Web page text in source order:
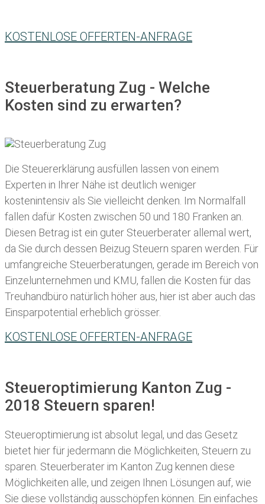
KOSTENLOSE OFFERTEN-ANFRAGE
Steuerberatung Zug - Welche
Kosten sind zu erwarten?
Die Steuererklärung ausfüllen lassen von einem
Experten in Ihrer Nähe ist deutlich weniger
kostenintensiv als Sie vielleicht denken. Im Normalfall
fallen dafür Kosten zwischen 50 und 180 Franken an.
Diesen Betrag ist ein guter Steuerberater allemal wert,
da Sie durch dessen Beizug Steuern sparen werden. Für
umfangreiche Steuerberatungen, gerade im Bereich von
Einzelunternehmen und KMU, fallen die Kosten für das
Treuhandbüro natürlich höher aus, hier ist aber auch das
Einsparpotential erheblich grösser.
KOSTENLOSE OFFERTEN-ANFRAGE
Steueroptimierung Kanton Zug -
2018 Steuern sparen!
Steueroptimierung ist absolut legal, und das Gesetz
bietet hier für jedermann die Möglichkeiten, Steuern zu
sparen. Steuerberater im Kanton Zug kennen diese
Möglichkeiten alle, und zeigen Ihnen Lösungen auf, wie
Sie diese vollständig ausschöpfen können. Ein einfaches